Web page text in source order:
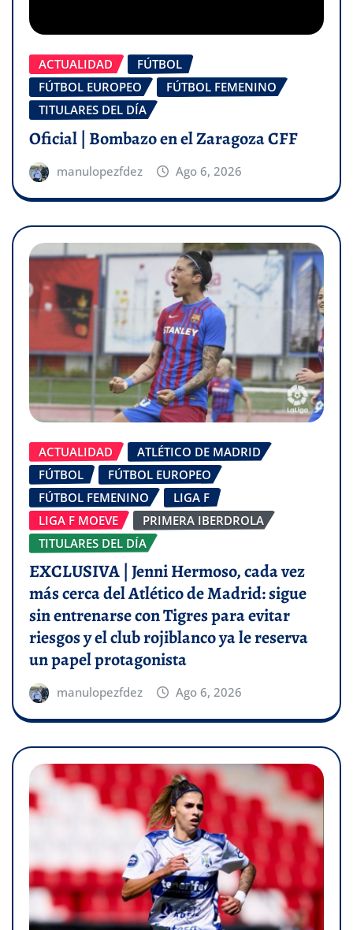
ACTUALIDAD
FÚTBOL
FÚTBOL EUROPEO
FÚTBOL FEMENINO
TITULARES DEL DÍA
Oficial | Bombazo en el Zaragoza CFF
manulopezfdez Ago 6, 2026
ACTUALIDAD
ATLÉTICO DE MADRID
FÚTBOL
FÚTBOL EUROPEO
FÚTBOL FEMENINO
LIGA F
LIGA F MOEVE
PRIMERA IBERDROLA
TITULARES DEL DÍA
EXCLUSIVA | Jenni Hermoso, cada vez
más cerca del Atlético de Madrid: sigue
sin entrenarse con Tigres para evitar
riesgos y el club rojiblanco ya le reserva
un papel protagonista
manulopezfdez Ago 6, 2026